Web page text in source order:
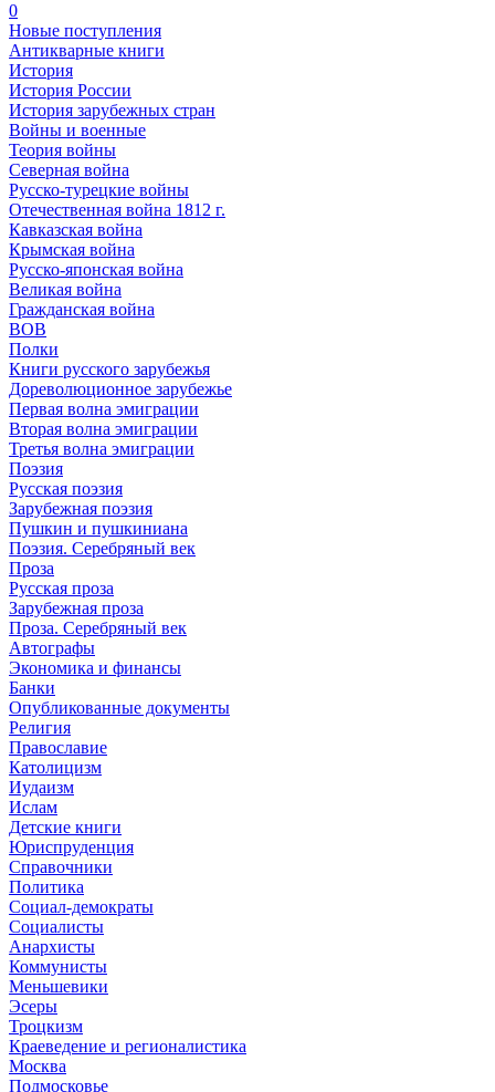
0
Новые поступления
Антикварные книги
История
История России
История зарубежных стран
Войны и военные
Теория войны
Северная война
Русско-турецкие войны
Отечественная война 1812 г.
Кавказская война
Крымская война
Русско-японская война
Великая война
Гражданская война
ВОВ
Полки
Книги русского зарубежья
Дореволюционное зарубежье
Первая волна эмиграции
Вторая волна эмиграции
Третья волна эмиграции
Поэзия
Русская поэзия
Зарубежная поэзия
Пушкин и пушкиниана
Поэзия. Серебряный век
Проза
Русская проза
Зарубежная проза
Проза. Серебряный век
Автографы
Экономика и финансы
Банки
Опубликованные документы
Религия
Православие
Католицизм
Иудаизм
Ислам
Детские книги
Юриспруденция
Справочники
Политика
Социал-демократы
Социалисты
Анархисты
Коммунисты
Меньшевики
Эсеры
Троцкизм
Краеведение и регионалистика
Москва
Подмосковье